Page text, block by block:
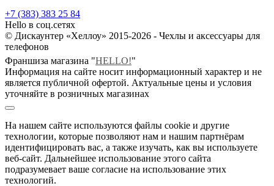
+7 (383) 383 25 84
Hello в соц.сетях
© Дискаунтер «Хеллоу» 2015-2026 - Чехлы и аксессуары для
телефонов
Франшиза магазина "HELLO!"
Информация на сайте носит информационный характер и не
является публичной офертой. Актуальные цены и условия
уточняйте в розничных магазинах
На нашем сайте используются файлы cookie и другие
технологии, которые позволяют нам и нашим партнёрам
идентифицировать вас, а также изучать, как вы используете
веб-сайт. Дальнейшее использование этого сайта
подразумевает ваше согласие на использование этих
технологий.